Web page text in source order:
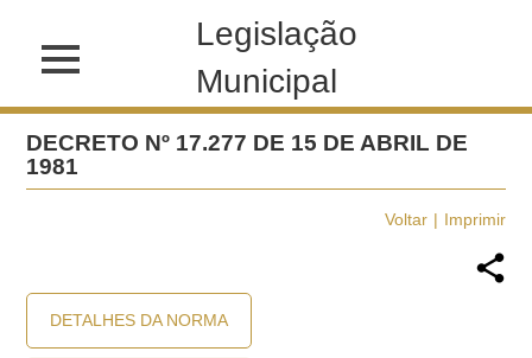
Legislação
Municipal
DECRETO Nº 17.277 DE 15 DE ABRIL DE
1981
Voltar Imprimir
DETALHES DA NORMA